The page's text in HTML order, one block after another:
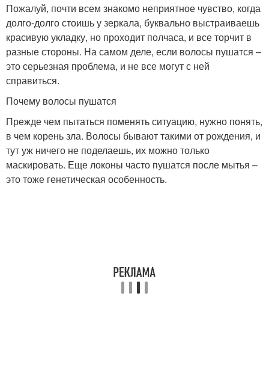
Пожалуй, почти всем знакомо неприятное чувство, когда
долго-долго стоишь у зеркала, буквально выстраиваешь
красивую укладку, но проходит полчаса, и все торчит в
разные стороны. На самом деле, если волосы пушатся –
это серьезная проблема, и не все могут с ней
справиться.
Почему волосы пушатся
Прежде чем пытаться поменять ситуацию, нужно понять,
в чем корень зла. Волосы бывают такими от рождения, и
тут уж ничего не поделаешь, их можно только
маскировать. Еще локоны часто пушатся после мытья –
это тоже генетическая особенность.